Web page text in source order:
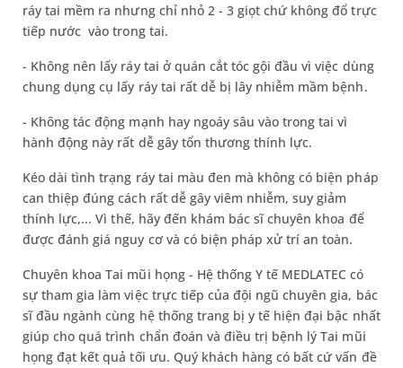
ráy tai mềm ra nhưng chỉ nhỏ 2 - 3 giọt chứ không đổ trực
tiếp nước vào trong tai.
- Không nên lấy ráy tai ở quán cắt tóc gội đầu vì việc dùng
chung dụng cụ lấy ráy tai rất dễ bị lây nhiễm mầm bệnh.
- Không tác động mạnh hay ngoáy sâu vào trong tai vì
hành động này rất dễ gây tổn thương thính lực.
Kéo dài tình trạng ráy tai màu đen mà không có biện pháp
can thiệp đúng cách rất dễ gây viêm nhiễm, suy giảm
thính lực,... Vì thế, hãy đến khám bác sĩ chuyên khoa để
được đánh giá nguy cơ và có biện pháp xử trí an toàn.
Chuyên khoa Tai mũi họng - Hệ thống Y tế MEDLATEC có
sự tham gia làm việc trực tiếp của đội ngũ chuyên gia, bác
sĩ đầu ngành cùng hệ thống trang bị y tế hiện đại bậc nhất
giúp cho quá trình chẩn đoán và điều trị bệnh lý Tai mũi
họng đạt kết quả tối ưu. Quý khách hàng có bất cứ vấn đề